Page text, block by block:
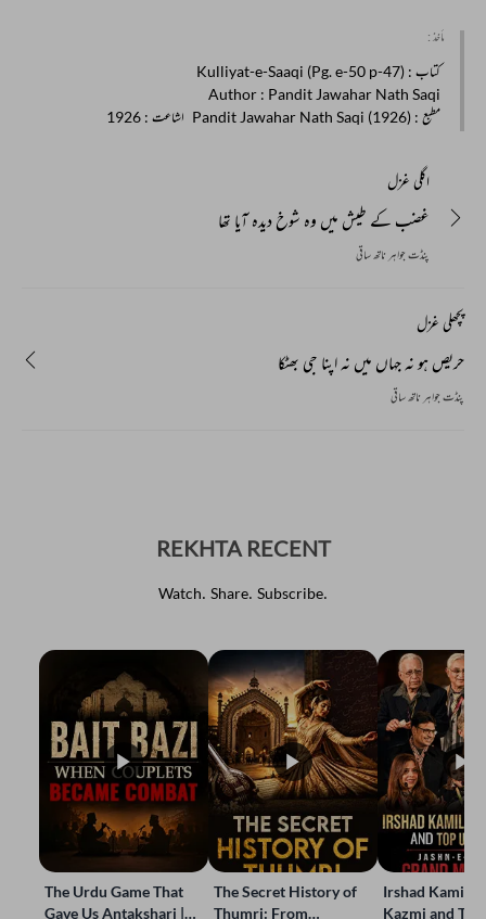
مأخذ :
کتاب : Kulliyat-e-Saaqi (Pg. e-50 p-47)
Author : Pandit Jawahar Nath Saqi
مطبع : Pandit Jawahar Nath Saqi (1926) اشاعت : 1926
اگلی غزل
غضب کے طیش میں وہ شوخ دیدہ آیا تھا
پنڈت جواہر ناتھ ساقی
پچھلی غزل
حریص ہو نہ جہاں میں نہ اپنا جی بھٹکا
پنڈت جواہر ناتھ ساقی
REKHTA RECENT
Watch. Share. Subscribe.
The Urdu Game That
Gave Us Antakshari |
The Secret History of
Thumri: From
Irshad Kamil,
Kazmi and